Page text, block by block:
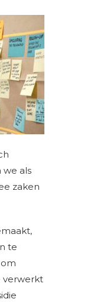
als
zaken
te
verwerkt